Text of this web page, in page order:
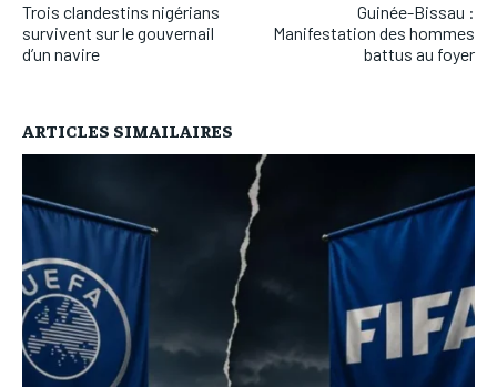
Trois clandestins nigérians
survivent sur le gouvernail
d’un navire
Guinée-Bissau :
Manifestation des hommes
battus au foyer
ARTICLES SIMAILAIRES